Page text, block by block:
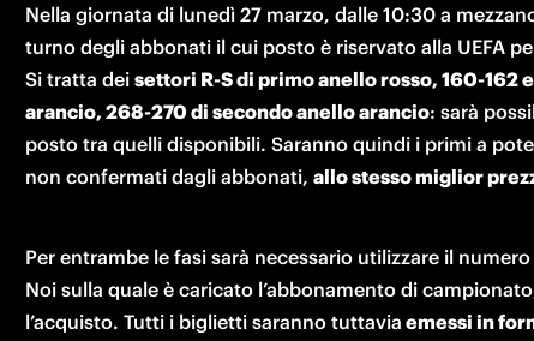
Nella giornata di lunedì 27 marzo, dalle 10:30 a
turno degli abbonati il cui posto è riservato alla UEFA
Si tratta dei settori R-S di primo anello rosso, 160-162
arancio, 268-270 di secondo anello arancio: sarà
posto tra quelli disponibili. Saranno quindi i primi a
non confermati dagli abbonati, allo stesso miglior
Per entrambe le fasi sarà necessario utilizzare il
Noi sulla quale è caricato l’abbonamento di
l’acquisto. Tutti i biglietti saranno tuttavia emessi in